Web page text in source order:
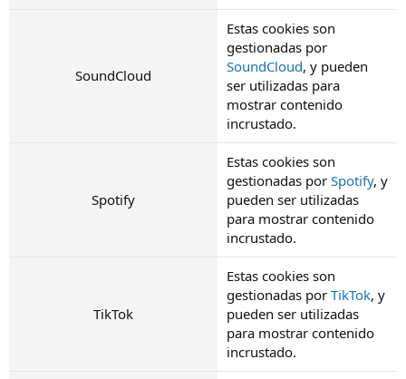
SoundCloud
Estas cookies son
gestionadas por
SoundCloud, y pueden
ser utilizadas para
mostrar contenido
incrustado.
Spotify
Estas cookies son
gestionadas por Spotify, y
pueden ser utilizadas
para mostrar contenido
incrustado.
TikTok
Estas cookies son
gestionadas por TikTok, y
pueden ser utilizadas
para mostrar contenido
incrustado.